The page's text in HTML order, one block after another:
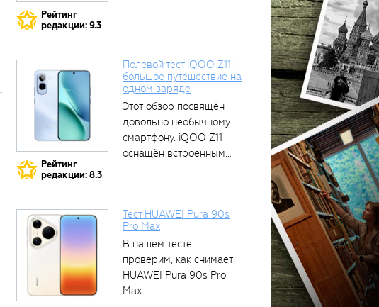
Рейтинг
редакции: 9.3
Рейтинг
редакции: 8.3
Полевой тест iQOO Z11:
большое путешествие на
одном заряде
Этот обзор посвящён
довольно необычному
смартфону. iQOO Z11
оснащён встроенным
Тест HUAWEI Pura 90s
Pro Max
В нашем тесте
проверим, как снимает
HUAWEI Pura 90s Pro
Max...